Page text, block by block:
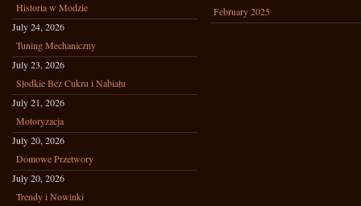
Historia w Modzie
July 24, 2026
Tuning Mechaniczny
July 23, 2026
Słodkie Bez Cukru i Nabiału
July 21, 2026
Motoryzacja
July 20, 2026
Domowe Przetwory
July 20, 2026
Trendy i Nowinki
February 2025